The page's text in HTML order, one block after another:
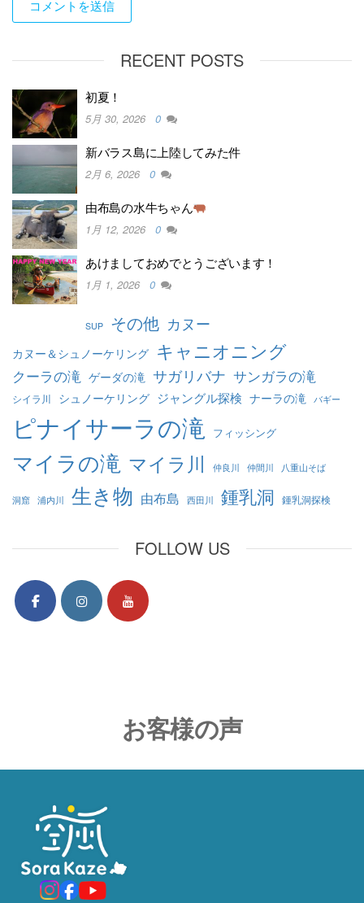
RECENT POSTS
初夏！
5月 30, 2026 0
新バラス島に上陸してみた件
2月 6, 2026 0
由布島の水牛ちゃん
1月 12, 2026 0
あけましておめでとうございます！
1月 1, 2026 0
SUP その他 カヌー
カヌー＆シュノーケリング キャニオニング
クーラの滝 ゲーダの滝 サガリバナ サンガラの滝
シイラ川 シュノーケリング ジャングル探検 ナーラの滝 バギー
ピナイサーラの滝 フィッシング
マイラの滝 マイラ川 仲良川 仲間川 八重山そば
洞窟 浦内川 生き物 由布島 西田川 鍾乳洞 鍾乳洞探検
FOLLOW US
お客様の声